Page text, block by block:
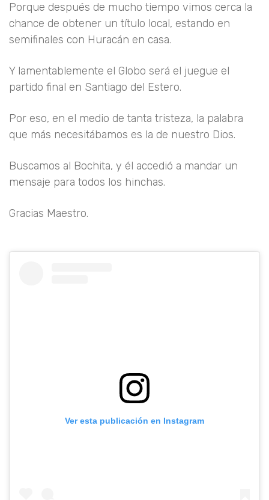
Porque después de mucho tiempo vimos cerca la
chance de obtener un título local, estando en
semifinales con Huracán en casa.
Y lamentablemente el Globo será el juegue el
partido final en Santiago del Estero.
Por eso, en el medio de tanta tristeza, la palabra
que más necesitábamos es la de nuestro Dios.
Buscamos al Bochita, y él accedió a mandar un
mensaje para todos los hinchas.
Gracias Maestro.
Ver esta publicación en Instagram